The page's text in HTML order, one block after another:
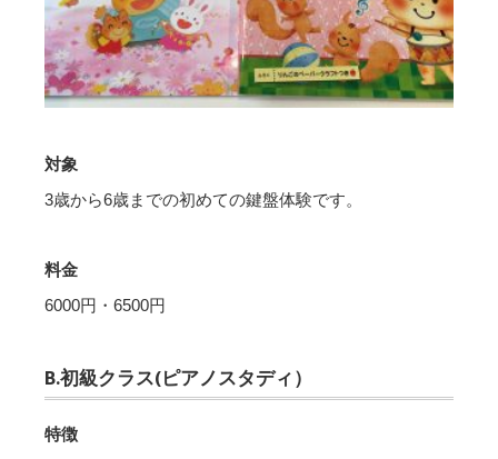
対象
3歳から6歳までの初めての鍵盤体験です。
料金
6000円・6500円
B.初級クラス(ピアノスタディ）
特徴